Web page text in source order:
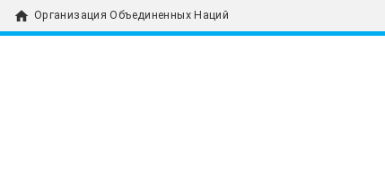
home Организация Объединенных Наций